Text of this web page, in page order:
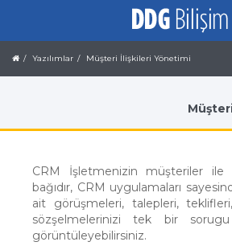
Yazılımlar Müşteri İlişkileri Yönetimi
CRM İşletmenizin müşteriler
bağıdır, CRM uygulamaları
ait görüşmeleri, talepleri,
sözşelmelerinizi tek bir
görüntüleyebilirsiniz.